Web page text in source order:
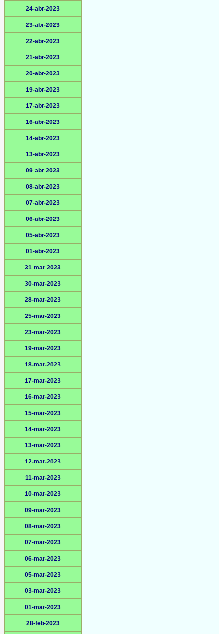
24-abr-2023
23-abr-2023
22-abr-2023
21-abr-2023
20-abr-2023
19-abr-2023
17-abr-2023
16-abr-2023
14-abr-2023
13-abr-2023
09-abr-2023
08-abr-2023
07-abr-2023
06-abr-2023
05-abr-2023
01-abr-2023
31-mar-2023
30-mar-2023
28-mar-2023
25-mar-2023
23-mar-2023
19-mar-2023
18-mar-2023
17-mar-2023
16-mar-2023
15-mar-2023
14-mar-2023
13-mar-2023
12-mar-2023
11-mar-2023
10-mar-2023
09-mar-2023
08-mar-2023
07-mar-2023
06-mar-2023
05-mar-2023
03-mar-2023
01-mar-2023
28-feb-2023